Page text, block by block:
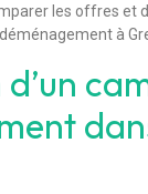
les offres et
à